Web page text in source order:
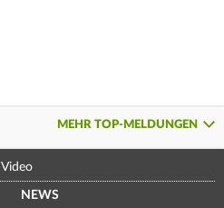
MEHR TOP-MELDUNGEN
Video
NEWS